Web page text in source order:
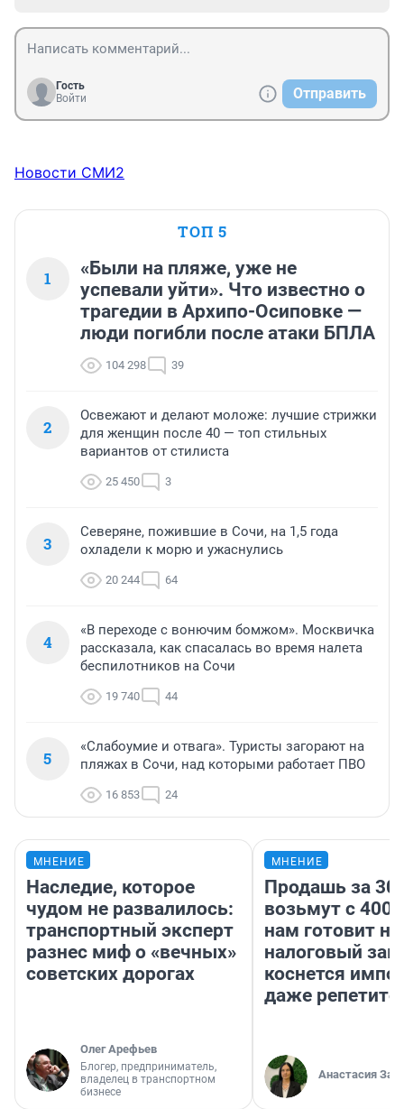
Гость
Войти
Отправить
Новости СМИ2
ТОП 5
1
«Были на пляже, уже не
успевали уйти». Что известно о
трагедии в Архипо-Осиповке —
люди погибли после атаки БПЛА
104 298 39
2
Освежают и делают моложе: лучшие стрижки
для женщин после 40 — топ стильных
вариантов от стилиста
25 450 3
3
Северяне, пожившие в Сочи, на 1,5 года
охладели к морю и ужаснулись
20 244 64
4
«В переходе с вонючим бомжом». Москвичка
рассказала, как спасалась во время налета
беспилотников на Сочи
19 740 44
5
«Слабоумие и отвага». Туристы загорают на
пляжах в Сочи, над которыми работает ПВО
16 853 24
МНЕНИЕ
Наследие, которое
чудом не развалилось:
транспортный эксперт
разнес миф о «вечных»
советских дорогах
Олег Арефьев
Блогер, предприниматель,
владелец в транспортном
бизнесе
МНЕНИЕ
Продашь за
возьмут с
нам готовит
налоговый
коснется
даже
Анастасия